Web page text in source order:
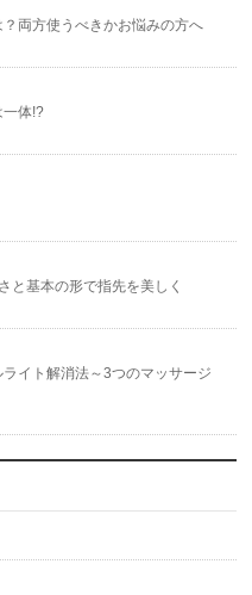
？両方使うべきかお悩みの方へ
体!?
と基本の形で指先を美しく
イト解消法～3つのマッサージ